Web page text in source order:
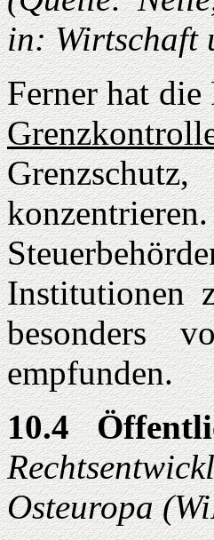
in: Wirtschaft
Ferner hat
Institutionen
besonders
empfunden.
10.4
Osteuropa